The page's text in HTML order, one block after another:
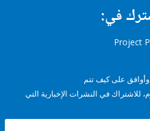
كيف تتم
في النشرات الإخبارية التي